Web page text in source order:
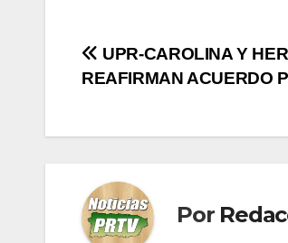
Navegación
entradas
UPR-CAROLINA Y
REAFIRMAN ACUERDO
Por